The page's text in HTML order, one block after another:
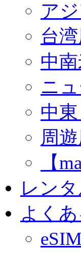
ア
台
中
ニ
中
周
【
レン
よく